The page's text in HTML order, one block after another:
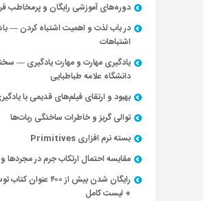
دوره‌های آموزشی رایگان و پرمخاطب
در باب لذت و اهمیت اشتباه کردن —
اشتباهات
یادگیری مهارت و مهارت یادگیری —
دانشگاه علامه طباطبایی
بهبود و ارتقای فیلم‌های قدیمی با
توالی گریز و خاطرات ساختگی ربات‌ها
بسته نرم افزاری Primitives
مقایسه احتمال ارتکاب جرم در مجردها
رایگان شدن بیش از ۴۰۰
+ لیست کامل